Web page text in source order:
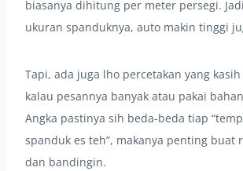
biasanya dihitung per meter persegi.
ukuran spanduknya, auto makin tinggi
Tapi, ada juga lho percetakan yang
kalau pesannya banyak atau pakai
Angka pastinya sih beda-beda tiap
spanduk es teh”, makanya penting buat
dan bandingin.